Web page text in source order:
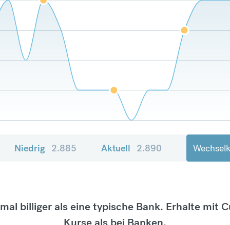
Niedrig 2.885 Aktuell 2.890
billiger als eine typische Bank. Erhalte mit
Kurse als bei Banken.